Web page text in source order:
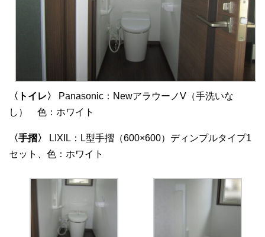
〈トイレ〉
Panasonic：NewアラウーノV（手洗いな
し）
色：ホワイト
〈手摺〉 LIXI L：L型手摺（600×600）ディンプルタイプ1
セット、色：ホワイト